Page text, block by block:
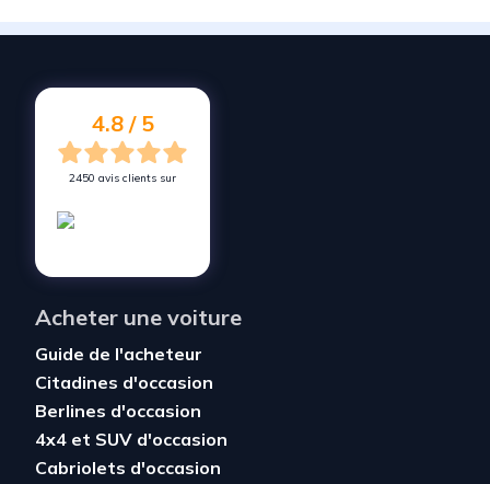
Vendez votre voiture à
4.8 / 5
2450 avis clients sur
Acheter une voiture
Guide de l'acheteur
Citadines d'occasion
Berlines d'occasion
4x4 et SUV d'occasion
Cabriolets d'occasion